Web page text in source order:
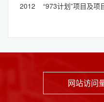
2012 “973计划”项目及项
网站访问